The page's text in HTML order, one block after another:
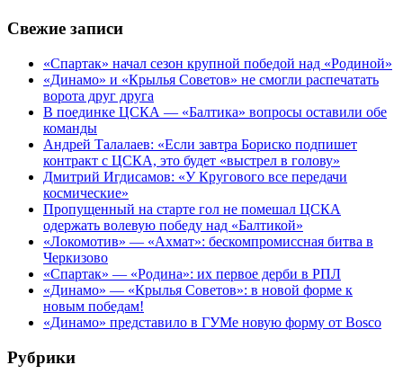
Свежие записи
«Спартак» начал сезон крупной победой над «Родиной»
«Динамо» и «Крылья Советов» не смогли распечатать
ворота друг друга
В поединке ЦСКА — «Балтика» вопросы оставили обе
команды
Андрей Талалаев: «Если завтра Бориско подпишет
контракт с ЦСКА, это будет «выстрел в голову»
Дмитрий Игдисамов: «У Кругового все передачи
космические»
Пропущенный на старте гол не помешал ЦСКА
одержать волевую победу над «Балтикой»
«Локомотив» — «Ахмат»: бескомпромиссная битва в
Черкизово
«Спартак» — «Родина»: их первое дерби в РПЛ
«Динамо» — «Крылья Советов»: в новой форме к
новым победам!
«Динамо» представило в ГУМе новую форму от Bosco
Рубрики